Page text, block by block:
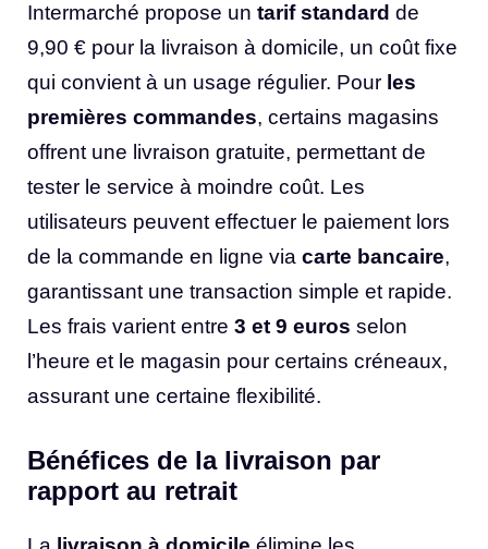
Intermarché propose un tarif standard de
9,90 € pour la livraison à domicile, un coût fixe
qui convient à un usage régulier. Pour les
premières commandes, certains magasins
offrent une livraison gratuite, permettant de
tester le service à moindre coût. Les
utilisateurs peuvent effectuer le paiement lors
de la commande en ligne via carte bancaire,
garantissant une transaction simple et rapide.
Les frais varient entre 3 et 9 euros selon
l’heure et le magasin pour certains créneaux,
assurant une certaine flexibilité.
Bénéfices de la livraison par
rapport au retrait